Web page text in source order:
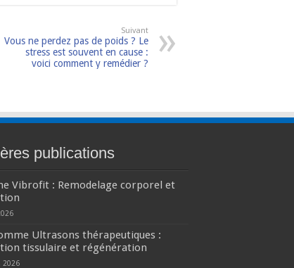
Suivant
Vous ne perdez pas de poids ? Le
stress est souvent en cause :
voici comment y remédier ?
publications
Vibrofit : Remodelage corporel et
Ultrasons thérapeutiques :
tissulaire et régénération
2026